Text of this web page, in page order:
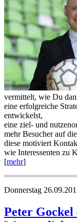
vermittelt, wie Du
eine erfolgreiche
entwickelst,
eine ziel- und
mehr Besucher auf
diese motiviert
wie Interessenten zu
[mehr]
Donnerstag
Peter Gockel